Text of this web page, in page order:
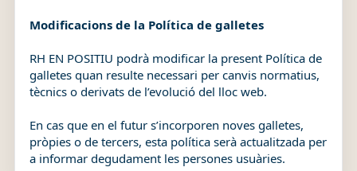
Modificacions de la Política de galletes
RH EN POSITIU podrà modificar la present Política de
galletes quan resulte necessari per canvis normatius,
tècnics o derivats de l’evolució del lloc web.
En cas que en el futur s’incorporen noves galletes,
pròpies o de tercers, esta política serà actualitzada per
a informar degudament les persones usuàries.